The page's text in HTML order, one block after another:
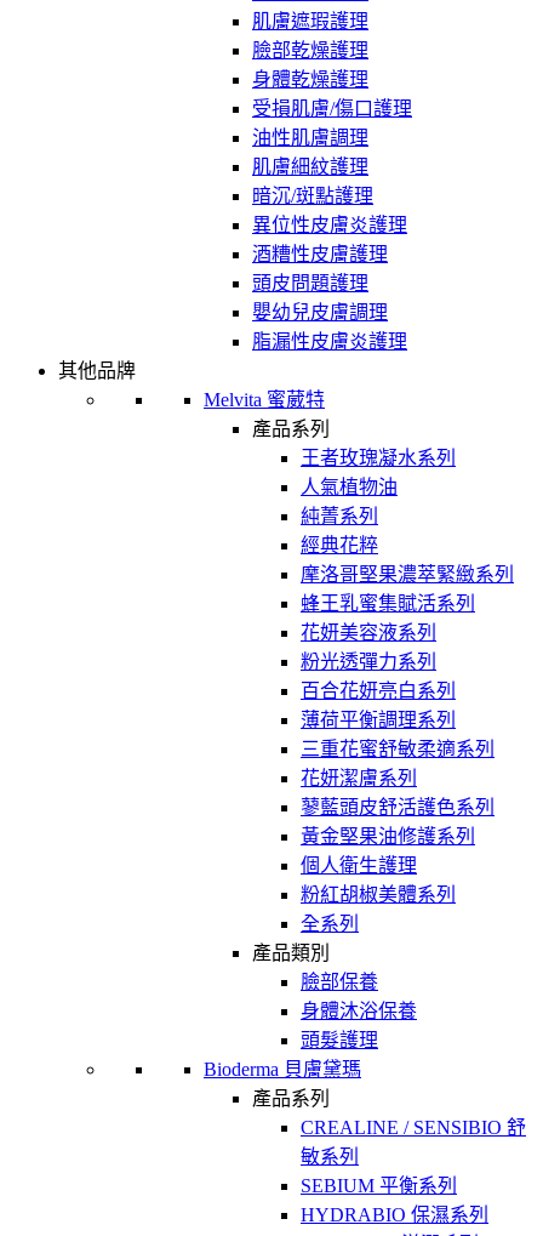
肌膚遮瑕護理
臉部乾燥護理
身體乾燥護理
受損肌膚/傷口護理
油性肌膚調理
肌膚細紋護理
暗沉/斑點護理
異位性皮膚炎護理
酒糟性皮膚護理
頭皮問題護理
嬰幼兒皮膚調理
脂漏性皮膚炎護理
其他品牌
Melvita 蜜葳特
產品系列
王者玫瑰凝水系列
人氣植物油
純菁系列
經典花粹
摩洛哥堅果濃萃緊緻系列
蜂王乳蜜集賦活系列
花妍美容液系列
粉光透彈力系列
百合花妍亮白系列
薄荷平衡調理系列
三重花蜜舒敏柔適系列
花妍潔膚系列
蓼藍頭皮舒活護色系列
黃金堅果油修護系列
個人衛生護理
粉紅胡椒美體系列
全系列
產品類別
臉部保養
身體沐浴保養
頭髮護理
Bioderma 貝膚黛瑪
產品系列
CREALINE / SENSIBIO 舒
敏系列
SEBIUM 平衡系列
HYDRABIO 保濕系列